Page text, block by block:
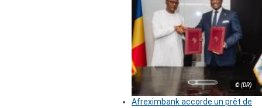
© (DR)
Afreximbank accorde un prêt de